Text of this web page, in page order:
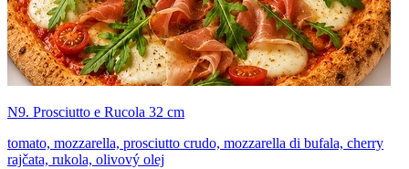
N9. Prosciutto e Rucola 32 cm
tomato, mozzarella, prosciutto crudo, mozzarella di bufala, cherry
rajčata, rukola, olivový olej